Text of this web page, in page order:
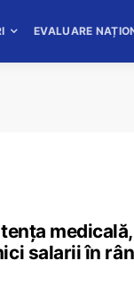
EVALUARE
salarii în